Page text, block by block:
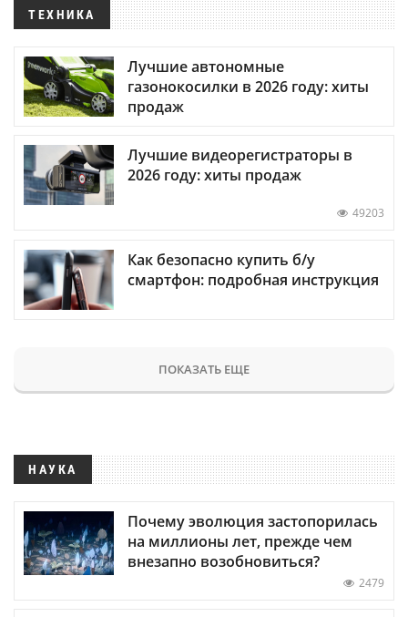
ТЕХНИКА
Лучшие автономные
газонокосилки в 2026 году: хиты
продаж
Лучшие видеорегистраторы в
2026 году: хиты продаж
49203
Как безопасно купить б/у
смартфон: подробная инструкция
ПОКАЗАТЬ ЕЩЕ
НАУКА
Почему эволюция застопорилась
на миллионы лет, прежде чем
внезапно возобновиться?
2479